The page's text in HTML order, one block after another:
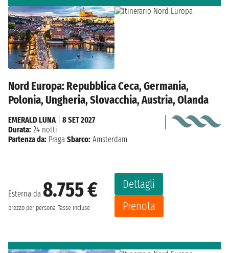
Nord Europa: Repubblica Ceca, Germania,
Polonia, Ungheria, Slovacchia, Austria, Olanda
Esterna da 8.755 €
prezzo per persona Tasse incluse
Dettagli
Prenota
EMERALD LUNA
8 SET 2027
Durata: 24 notti
Partenza da: Praga Sbarco: Amsterdam